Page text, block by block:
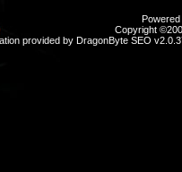
Copyright
provided by DragonByte SEO